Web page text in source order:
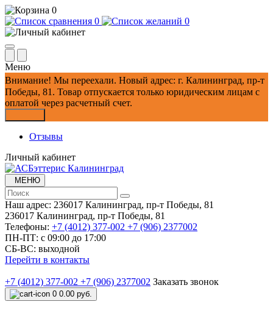
0
0
0
Меню
Внимание! Мы переехали. Новый адрес: г. Калининград, пр-т
Победы, 81. Товар отпускается только юридическим лицам с
оплатой через расчетный счет.
Отзывы
Личный кабинет
МЕНЮ
Наш адрес: 236017 Калининград,​ пр-т Победы, 81
236017 Калининград,​ пр-т Победы, 81
Телефоны: +7 (4012) 377-002 +7 (906) 2377002
ПН-ПТ: с 09:00 до 17:00
СБ-ВС: выходной
Перейти в контакты
+7 (4012) 377-002 +7 (906) 2377002 Заказать звонок
0 0.00 руб.